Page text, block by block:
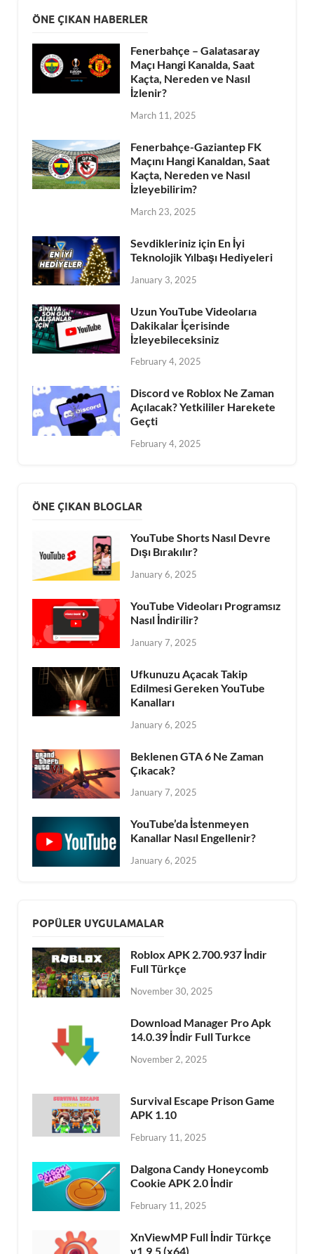
ÖNE ÇIKAN HABERLER
Fenerbahçe – Galatasaray
Maçı Hangi Kanalda, Saat
Kaçta, Nereden ve Nasıl
İzlenir?
March 11, 2025
Fenerbahçe-Gaziantep FK
Maçını Hangi Kanaldan, Saat
Kaçta, Nereden ve Nasıl
İzleyebilirim?
March 23, 2025
Sevdikleriniz için En İyi
Teknolojik Yılbaşı Hediyeleri
January 3, 2025
Uzun YouTube Videolarıa
Dakikalar İçerisinde
İzleyebileceksiniz
February 4, 2025
Discord ve Roblox Ne Zaman
Açılacak? Yetkililer Harekete
Geçti
February 4, 2025
ÖNE ÇIKAN BLOGLAR
YouTube Shorts Nasıl Devre
Dışı Bırakılır?
January 6, 2025
YouTube Videoları Programsız
Nasıl İndirilir?
January 7, 2025
Ufkunuzu Açacak Takip
Edilmesi Gereken YouTube
Kanalları
January 6, 2025
Beklenen GTA 6 Ne Zaman
Çıkacak?
January 7, 2025
YouTube’da İstenmeyen
Kanallar Nasıl Engellenir?
January 6, 2025
POPÜLER UYGULAMALAR
Roblox APK 2.700.937 İndir
Full Türkçe
November 30, 2025
Download Manager Pro Apk
14.0.39 İndir Full Turkce
November 2, 2025
Survival Escape Prison Game
APK 1.10
February 11, 2025
Dalgona Candy Honeycomb
Cookie APK 2.0 İndir
February 11, 2025
XnViewMP Full İndir Türkçe
v1.9.5 (x64)